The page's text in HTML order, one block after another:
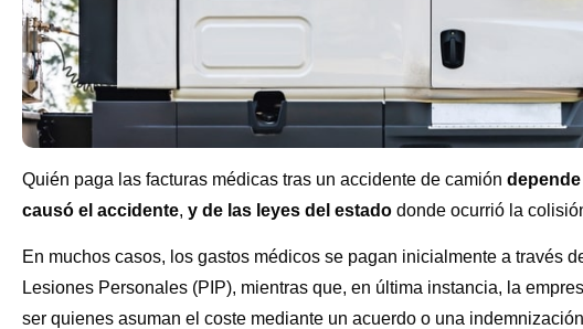
Quién paga las facturas médicas tras un accidente de camión
causó el accidente, y de las leyes del estado donde ocurrió la
En muchos casos, los gastos médicos se pagan inicialmente a través
Lesiones Personales (PIP), mientras que, en última instancia, la
ser quienes asuman el coste mediante un acuerdo o una